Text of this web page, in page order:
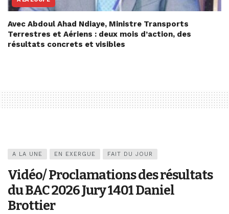
Avec Abdoul Ahad Ndiaye, Ministre Transports
Terrestres et Aériens : deux mois d’action, des
résultats concrets et visibles
A LA UNE EN EXERGUE FAIT DU JOUR
Vidéo/ Proclamations des résultats
du BAC 2026 Jury 1401 Daniel
Brottier